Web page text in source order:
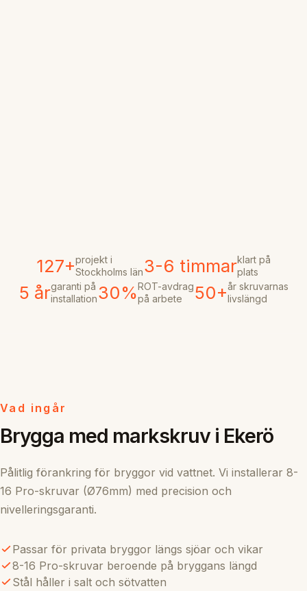
127+projekt i
Stockholms län3-6 timmarklart på
plats
5 årgaranti på
installation30%ROT-avdrag
på arbete
50+år skruvarnas
livslängd
Vad ingår
Brygga med markskruv i Ekerö
Pålitlig förankring för bryggor vid vattnet. Vi installerar 8-
16 Pro-skruvar (Ø76mm) med precision och
nivelleringsgaranti.
Passar för privata bryggor längs sjöar och vikar
8-16 Pro-skruvar beroende på bryggans längd
Stål håller i salt och sötvatten